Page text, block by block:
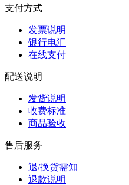
支付方式
发票说明
银行电汇
在线支付
配送说明
发货说明
收费标准
商品验收
售后服务
退/换货需知
退款说明